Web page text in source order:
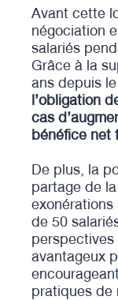
Avant cette
négociation
salariés
Grâce à la
ans depuis
l’obligation
cas
bénéfice net
De plus, la
partage de
de 50
avantageux
pratiques de